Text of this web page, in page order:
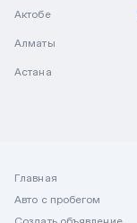
Актобе
Алматы
Астана
Главная
Авто с пробегом